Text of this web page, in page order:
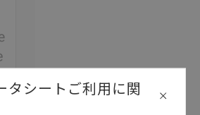
タシートご利用に関